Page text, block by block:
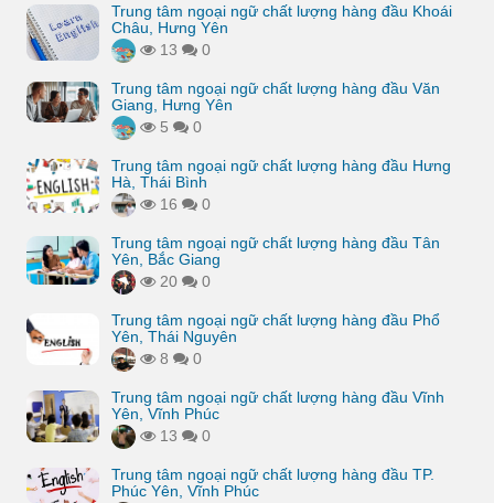
Trung tâm ngoại ngữ chất lượng hàng đầu Khoái
Châu, Hưng Yên
13
0
Trung tâm ngoại ngữ chất lượng hàng đầu Văn
Giang, Hưng Yên
5
0
Trung tâm ngoại ngữ chất lượng hàng đầu Hưng
Hà, Thái Bình
16
0
Trung tâm ngoại ngữ chất lượng hàng đầu Tân
Yên, Bắc Giang
20
0
Trung tâm ngoại ngữ chất lượng hàng đầu Phổ
Yên, Thái Nguyên
8
0
Trung tâm ngoại ngữ chất lượng hàng đầu Vĩnh
Yên, Vĩnh Phúc
13
0
Trung tâm ngoại ngữ chất lượng hàng đầu TP.
Phúc Yên, Vĩnh Phúc